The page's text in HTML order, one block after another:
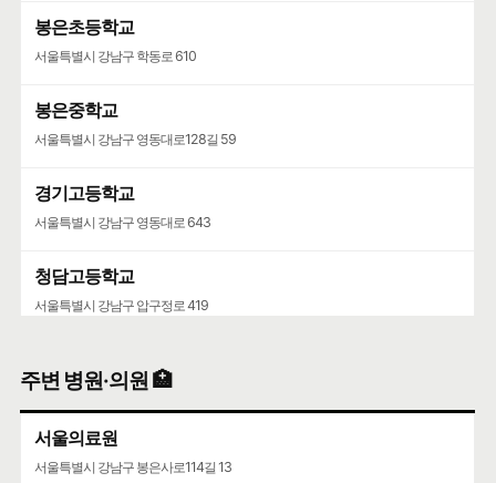
봉은초등학교
서울특별시 강남구 학동로 610
봉은중학교
서울특별시 강남구 영동대로128길 59
경기고등학교
서울특별시 강남구 영동대로 643
청담고등학교
서울특별시 강남구 압구정로 419
서울특별시 강남구 선릉로 742
주변 병원·의원 🏥
서울의료원
서울특별시 강남구 봉은사로114길 13